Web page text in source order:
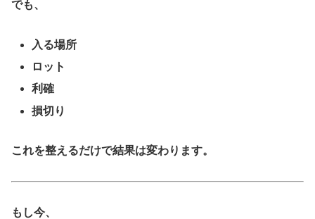
でも、
入る場所
ロット
利確
損切り
これを整えるだけで結果は変わります。
もし今、